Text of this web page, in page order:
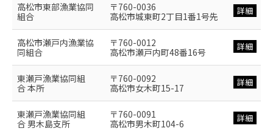
高松市東部漁業協同
組合
〒760-0036
高松市城東町2丁目1番1号先
詳細
高松市瀬戸内漁業協
同組合
〒760-0012
高松市瀬戸内町48番16号
詳細
東瀬戸漁業協同組
合 本所
〒760-0092
高松市女木町15-17
詳細
東瀬戸漁業協同組
合 男木島支所
〒760-0091
高松市男木町104-6
詳細